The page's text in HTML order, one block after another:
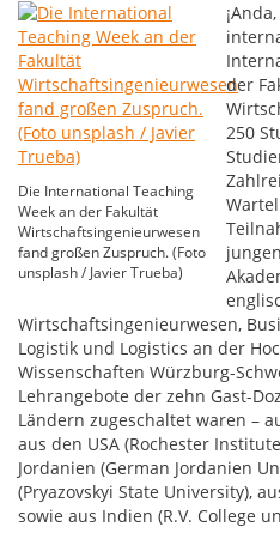
Die International Teaching
Week an der Fakultät
Wirtschaftsingenieurwesen
fand großen Zuspruch. (Foto
unsplash / Javier Trueba)
der
250
Wirtschaftsingenieurwesen,
Logistik und Logistics an der
Wissenschaften Würzburg-
Lehrangebote der zehn Gast-
Ländern zugeschaltet waren –
aus den USA (Rochester
Jordanien (German Jordanien
(Pryazovskyi State University),
sowie aus Indien (R.V. College